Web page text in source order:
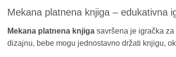
Mekana platnena knjiga – edukativna
Mekana platnena knjiga savršena je igračka
dizajnu, bebe mogu jednostavno držati knjigu,